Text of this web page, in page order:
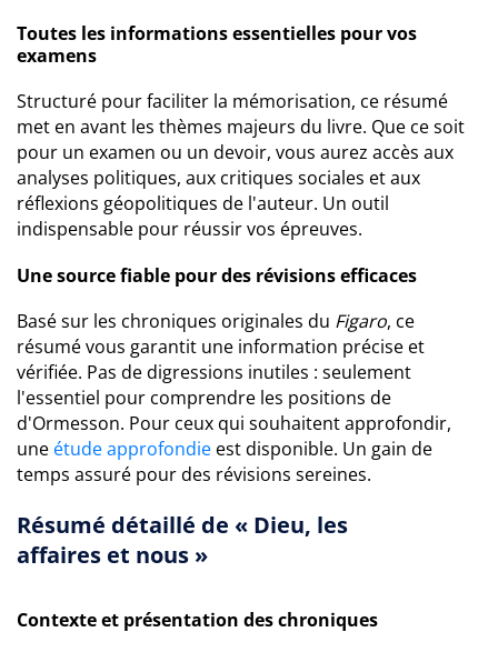
Toutes les informations essentielles pour vos
examens
Structuré pour faciliter la mémorisation, ce résumé
met en avant les thèmes majeurs du livre. Que ce soit
pour un examen ou un devoir, vous aurez accès aux
analyses politiques, aux critiques sociales et aux
réflexions géopolitiques de l'auteur. Un outil
indispensable pour réussir vos épreuves.
Une source fiable pour des révisions efficaces
Basé sur les chroniques originales du Figaro, ce
résumé vous garantit une information précise et
vérifiée. Pas de digressions inutiles : seulement
l'essentiel pour comprendre les positions de
d'Ormesson. Pour ceux qui souhaitent approfondir,
une étude approfondie est disponible. Un gain de
temps assuré pour des révisions sereines.
Résumé détaillé de « Dieu, les
affaires et nous »
Contexte et présentation des chroniques